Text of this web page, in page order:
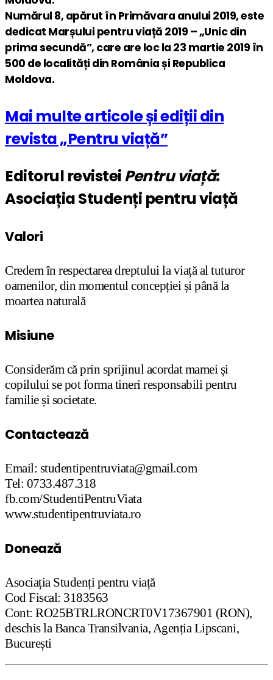
Numărul 8, apărut în Primăvara anului 2019, este
dedicat Marșului pentru viață 2019 – „Unic din
prima secundă”, care are loc la 23 martie 2019 în
500 de localități din România și Republica
Moldova.
Mai multe articole și ediții din
revista „Pentru viață”
Editorul revisteiPentru viață:
Asociația Studenți pentru viață
Valori
Credem în respectarea dreptului la viață al tuturor
oamenilor, din momentul concepției și până la
moartea naturală
Misiune
Considerăm că prin sprijinul acordat mamei și
copilului se pot forma tineri responsabili pentru
familie și societate.
Contactează
Email: studentipentruviata@gmail.com
Tel: 0733.487.318
fb.com/StudentiPentruViata
www.studentipentruviata.ro
Donează
Asociația Studenți pentru viață
Cod Fiscal: 3183563
Cont: RO25BTRLRONCRT0V17367901 (RON),
deschis la Banca Transilvania, Agenția Lipscani,
București